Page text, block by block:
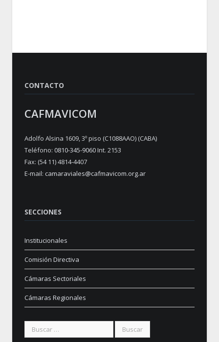
CONTACTO
CAFMAVICOM
Adolfo Alsina 1609, 3º piso (C1088AAO) (CABA)
Teléfono: 0810-345-9060Int. 2153
Fax: (54 11) 4814-4407
E-mail: camaraviales@cafmavicom.org.ar
SECCIONES
Institucionales
Comisión Directiva
Cámaras Sectoriales
Cámaras Regionales